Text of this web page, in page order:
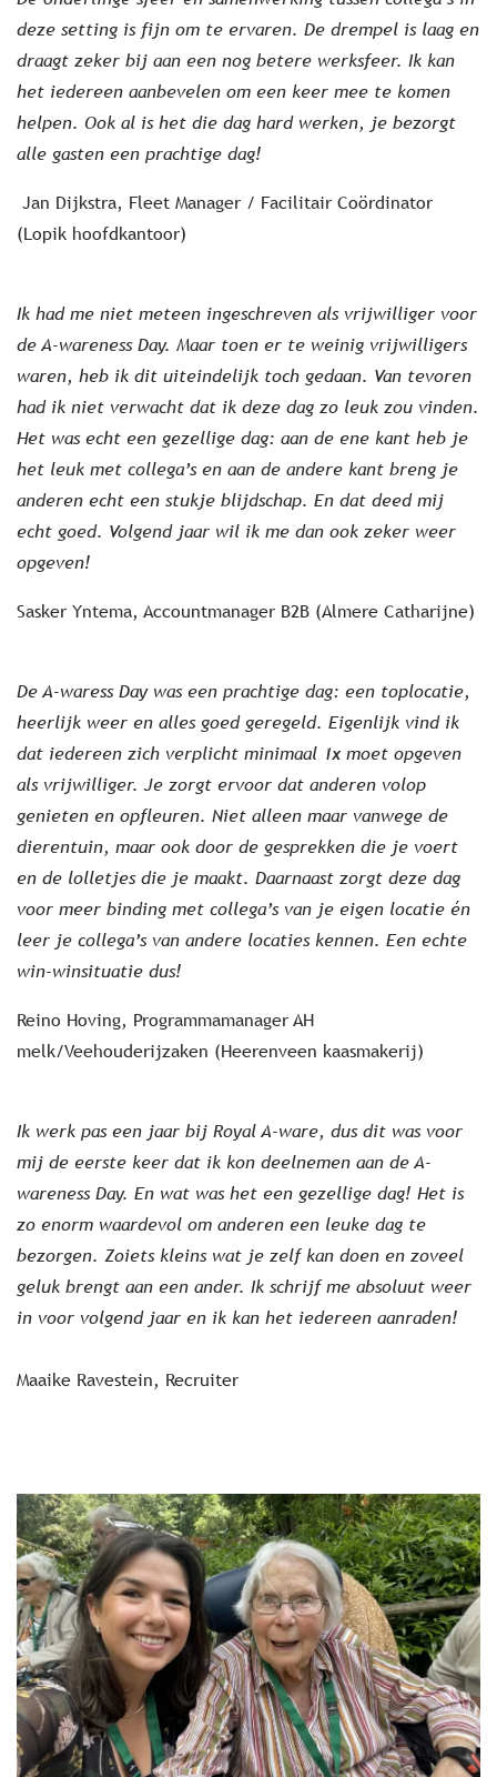
deze setting is fijn om te ervaren. De drempel is laag en
draagt zeker bij aan een nog betere werksfeer. Ik kan
het iedereen aanbevelen om een keer mee te komen
helpen. Ook al is het die dag hard werken, je bezorgt
alle gasten een prachtige dag!
Jan Dijkstra, Fleet Manager / Facilitair Coördinator
(Lopik hoofdkantoor)
Ik had me niet meteen ingeschreven als vrijwilliger voor
de A-wareness Day. Maar toen er te weinig vrijwilligers
waren, heb ik dit uiteindelijk toch gedaan. Van tevoren
had ik niet verwacht dat ik deze dag zo leuk zou vinden.
Het was echt een gezellige dag: aan de ene kant heb je
het leuk met collega’s en aan de andere kant breng je
anderen echt een stukje blijdschap. En dat deed mij
echt goed. Volgend jaar wil ik me dan ook zeker weer
opgeven!
Sasker Yntema, Accountmanager B2B (Almere Catharijne)
De A-waress Day was een prachtige dag: een toplocatie,
heerlijk weer en alles goed geregeld. Eigenlijk vind ik
dat iedereen zich verplicht minimaal 1x moet opgeven
als vrijwilliger. Je zorgt ervoor dat anderen volop
genieten en opfleuren. Niet alleen maar vanwege de
dierentuin, maar ook door de gesprekken die je voert
en de lolletjes die je maakt. Daarnaast zorgt deze dag
voor meer binding met collega’s van je eigen locatie én
leer je collega’s van andere locaties kennen. Een echte
win-winsituatie dus!
Reino Hoving, Programmamanager AH
melk/Veehouderijzaken (Heerenveen kaasmakerij)
Ik werk pas een jaar bij Royal A-ware, dus dit was voor
mij de eerste keer dat ik kon deelnemen aan de A-
wareness Day. En wat was het een gezellige dag! Het is
zo enorm waardevol om anderen een leuke dag te
bezorgen. Zoiets kleins wat je zelf kan doen en zoveel
geluk brengt aan een ander. Ik schrijf me absoluut weer
in voor volgend jaar en ik kan het iedereen aanraden!
Maaike Ravestein, Recruiter